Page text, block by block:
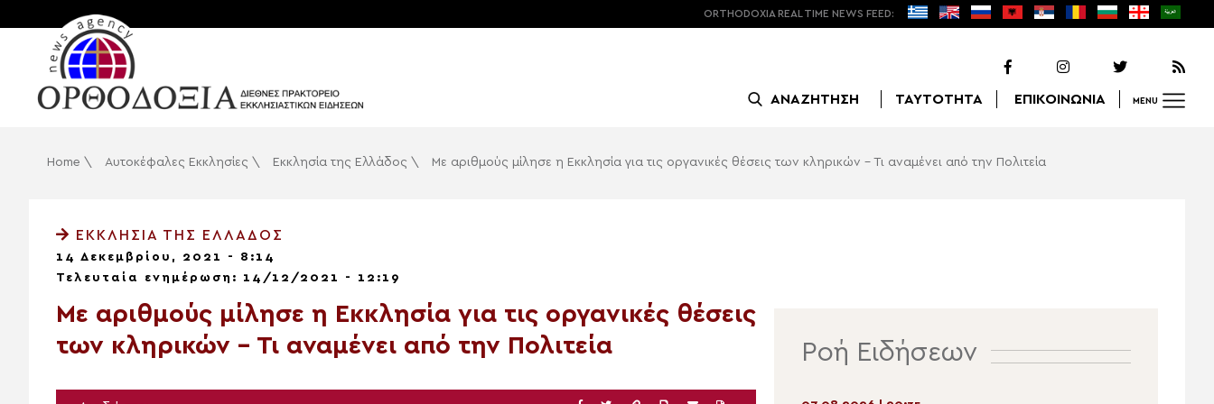
ORTHODOXIA REAL TIME NEWS FEED:
ΑΝΑΖΗΤΗΣΗ ΤΑΥΤΟΤΗΤΑ ΕΠΙΚΟΙΝΩΝΙΑ MENU
Home \ Αυτοκέφαλες Εκκλησίες \ Εκκλησία της Ελλάδος \ Με αριθμούς μίλησε η Εκκλησία για τις οργανικές θέσεις των κληρικών – Τι αναμένει από την Πολιτεία
ΕΚΚΛΗΣΊΑ ΤΗΣ ΕΛΛΆΔΟΣ
14 Δεκεμβρίου, 2021 - 8:14
Τελευταία ενημέρωση: 14/12/2021 - 12:19
Με αριθμούς μίλησε η Εκκλησία για τις οργανικές θέσεις
των κληρικών – Τι αναμένει από την Πολιτεία
Ροή Ειδήσεων